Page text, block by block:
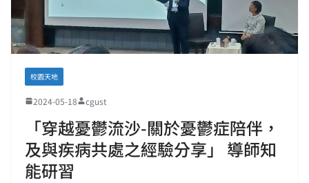
校園天地
2024-05-18 cgust
「穿越憂鬱流沙-關於憂鬱症陪伴，
及與疾病共處之經驗分享」 導師知
能研習